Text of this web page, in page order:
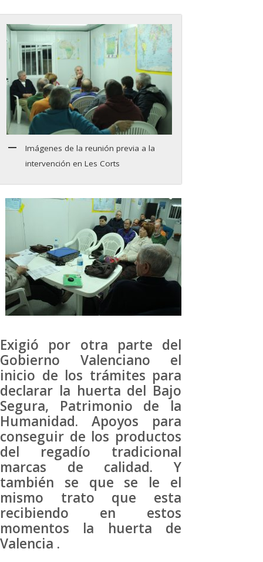
Imágenes de la reunión previa a la
intervención en Les Corts
Exigió por otra parte del
Gobierno Valenciano el
inicio de los trámites para
declarar la huerta del Bajo
Segura, Patrimonio de la
Humanidad. Apoyos para
conseguir de los productos
del regadío tradicional
marcas de calidad. Y
también se que se le el
mismo trato que esta
recibiendo en estos
momentos la huerta de
Valencia .